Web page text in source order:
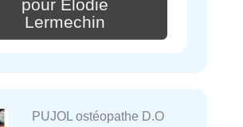
pour Elodie
Lermechin
PUJOL ostéopathe D.O